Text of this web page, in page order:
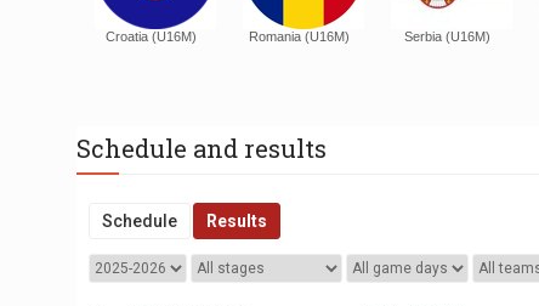
Croatia (U16M) Romania (U16M) Serbia (U16M)
Schedule and results
Schedule Results